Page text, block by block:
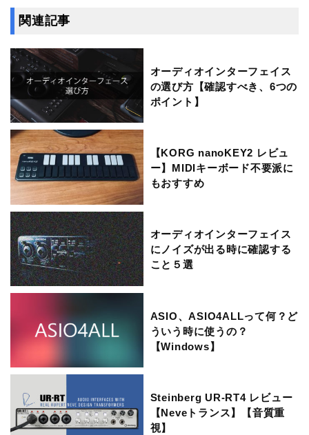
関連記事
オーディオインターフェイス
の選び方【確認すべき、6つの
ポイント】
【KORG nanoKEY2 レビュ
ー】MIDIキーボード不要派に
もおすすめ
オーディオインターフェイス
にノイズが出る時に確認する
こと５選
ASIO、ASIO4ALLって何？ど
ういう時に使うの？
【Windows】
Steinberg UR-RT4 レビュー
【Neveトランス】【音質重
視】